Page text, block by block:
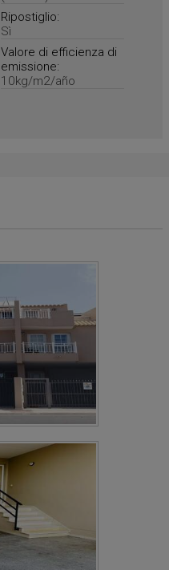
Ripostiglio:
Sì
Valore di efficienza di
emissione:
10kg/m2/año